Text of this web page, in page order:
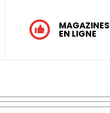
MAGAZINES
EN LIGNE